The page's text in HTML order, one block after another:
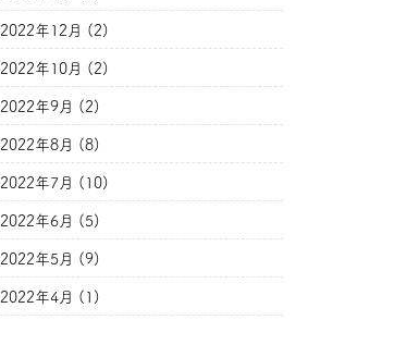
2022年12月 (2)
2022年10月 (2)
2022年9月 (2)
2022年8月 (8)
2022年7月 (10)
2022年6月 (5)
2022年5月 (9)
2022年4月 (1)